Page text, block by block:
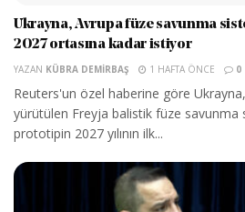
Ukrayna, Avrupa füze savunma
2027 ortasına kadar istiyor
YAZAN KÜBRA DEMIRBAŞ 1 HAFTA ÖNCE 0
Reuters'un özel haberine göre
yürütülen Freyja balistik füze savunma
prototipin 2027 yılının ilk...